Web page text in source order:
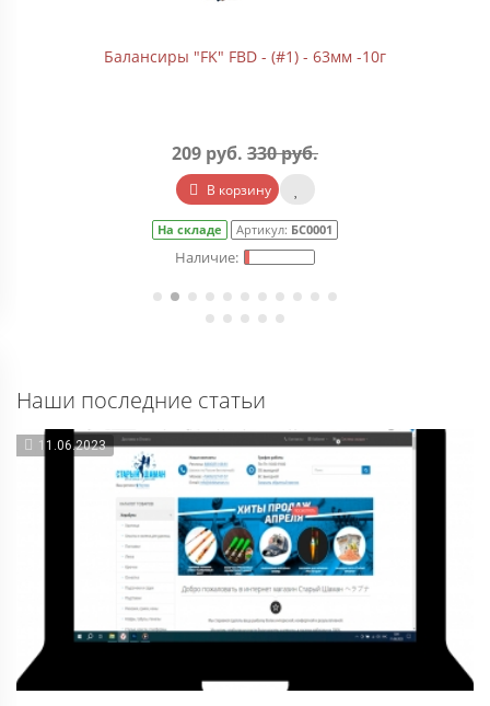
Балансиры "FK" FBD - (#1) - 63мм -10г
209 руб. 330 руб.
В корзину
На складе Артикул: БС0001
Наши последние статьи
11.06.2023